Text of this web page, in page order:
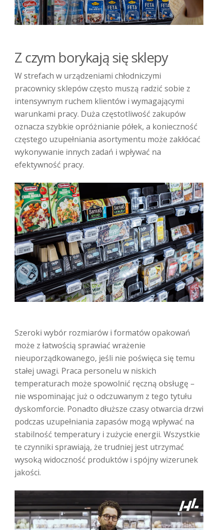
Z czym borykają się sklepy
W strefach w urządzeniami chłodniczymi
pracownicy sklepów często muszą radzić sobie z
intensywnym ruchem klientów i wymagającymi
warunkami pracy. Duża częstotliwość zakupów
oznacza szybkie opróżnianie półek, a konieczność
częstego uzupełniania asortymentu może zakłócać
wykonywanie innych zadań i wpływać na
efektywność pracy.
Szeroki wybór rozmiarów i formatów opakowań
może z łatwością sprawiać wrażenie
nieuporządkowanego, jeśli nie poświęca się temu
stałej uwagi. Praca personelu w niskich
temperaturach może spowolnić ręczną obsługę –
nie wspominając już o odczuwanym z tego tytułu
dyskomforcie. Ponadto dłuższe czasy otwarcia drzwi
podczas uzupełniania zapasów mogą wpływać na
stabilność temperatury i zużycie energii. Wszystkie
te czynniki sprawiają, że trudniej jest utrzymać
wysoką widoczność produktów i spójny wizerunek
jakości.